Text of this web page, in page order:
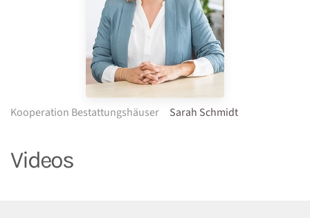
Kooperation Bestattungshäuser Sarah Schmidt
Videos